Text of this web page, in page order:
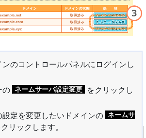
ンのコントロールパネルにログインし
の ネームサーバ設定変更
をクリックし
設定を変更したいドメインの ネームサ
クリックします。